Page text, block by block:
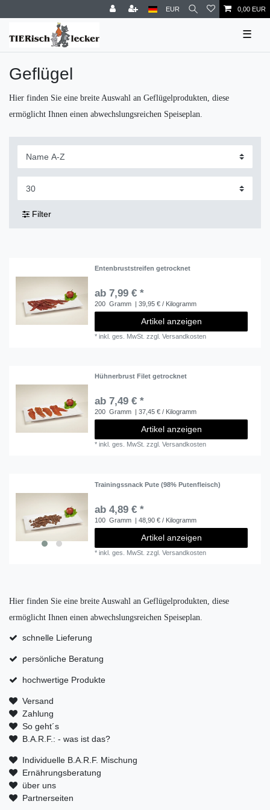
EUR 0,00 EUR
☰
Geflügel
Hier finden Sie eine breite Auswahl an Geflügelprodukten, diese
ermöglicht Ihnen einen abwechslungsreichen Speiseplan.
Filter
Entenbruststreifen getrocknet
ab 7,99 € *
200 Gramm | 39,95 € / Kilogramm
Artikel anzeigen
*inkl. ges. MwSt. zzgl.Versandkosten
Hühnerbrust Filet getrocknet
ab 7,49 € *
200 Gramm | 37,45 € / Kilogramm
Artikel anzeigen
*inkl. ges. MwSt. zzgl.Versandkosten
Trainingssnack Pute (98% Putenfleisch)
ab 4,89 € *
100 Gramm | 48,90 € / Kilogramm
Artikel anzeigen
*inkl. ges. MwSt. zzgl.Versandkosten
Hier finden Sie eine breite Auswahl an Geflügelprodukten, diese
ermöglicht Ihnen einen abwechslungsreichen Speiseplan.
schnelle Lieferung
persönliche Beratung
hochwertige Produkte
Versand
Zahlung
So geht´s
B.A.R.F.: - was ist das?
Individuelle B.A.R.F. Mischung
Ernährungsberatung
über uns
Partnerseiten